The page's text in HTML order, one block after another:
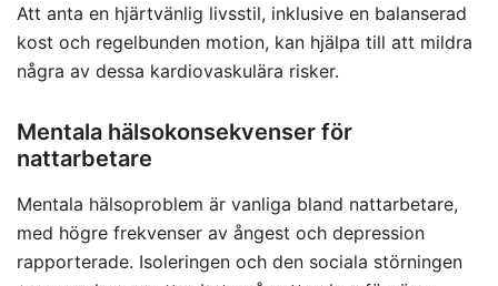
Att anta en hjärtvänlig livsstil, inklusive en balanserad
kost och regelbunden motion, kan hjälpa till att mildra
några av dessa kardiovaskulära risker.
Mentala hälsokonsekvenser för
nattarbetare
Mentala hälsoproblem är vanliga bland nattarbetare,
med högre frekvenser av ångest och depression
rapporterade. Isoleringen och den sociala störningen